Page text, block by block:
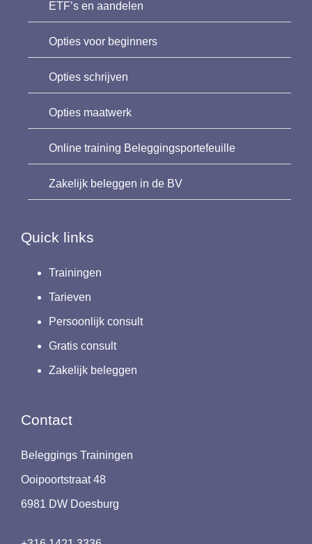
ETF’s en aandelen
Opties voor beginners
Opties schrijven
Opties maatwerk
Online training Beleggingsportefeuille
Zakelijk beleggen in de BV
Quick links
Trainingen
Tarieven
Persoonlijk consult
Gratis consult
Zakelijk beleggen
Contact
Beleggings Trainingen
Ooipoortstraat 48
6981 DW Doesburg